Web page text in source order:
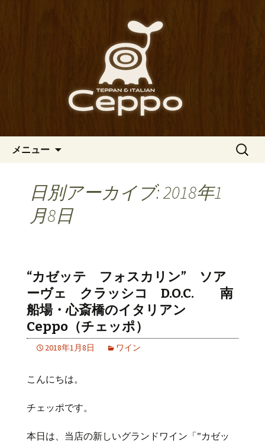
南船場・心斎橋のイタリアン
「Ceppo（チェッポ）」の公式
イタリアン「Ceppo（チェッポ）」。
さまざまなパスタや讃岐オリーブ牛の
ステーキのほか、バルメニューも豊富
にご用意。デートにも一人飲みのお客
様にもぴったりです。
メニュー
検
日別アーカイブ: 2018年1
月8日
“カゼッテ フォスカリン” ソア
ーヴェ クラッシコ D.O.C. 南
船場・心斎橋のイタリアン
Ceppo（チェッポ）
2018年1月8日 ワイン
こんにちは。
チェッポです。
本日は、当店の新しいグランドワイン「”カゼッ